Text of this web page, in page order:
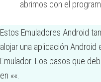
abrimos con el
Estos Emuladores Android
alojar una aplicación
Emulador. Los pasos que
en ««.